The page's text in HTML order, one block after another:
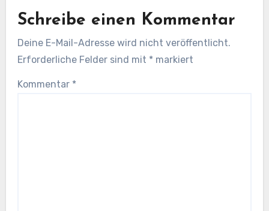
Schreibe einen Kommentar
Deine E-Mail-Adresse wird nicht veröffentlicht.
Erforderliche Felder sind mit * markiert
Kommentar *